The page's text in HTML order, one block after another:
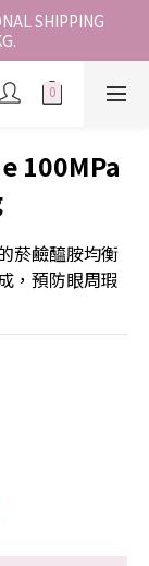
業點或智能櫃取
SHIPPING
業點或智能櫃取
100MPa
菸鹼醯胺均衡
，預防眼周瑕